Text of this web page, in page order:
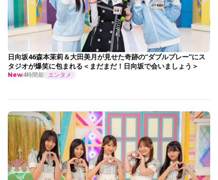
日向坂46森本茉莉＆大田美月が見せた奇跡の“ダブルプレー”にス
タジオが爆笑に包まれる＜まだまだ！日向坂で会いましょう＞
New4時間前 エンタメ